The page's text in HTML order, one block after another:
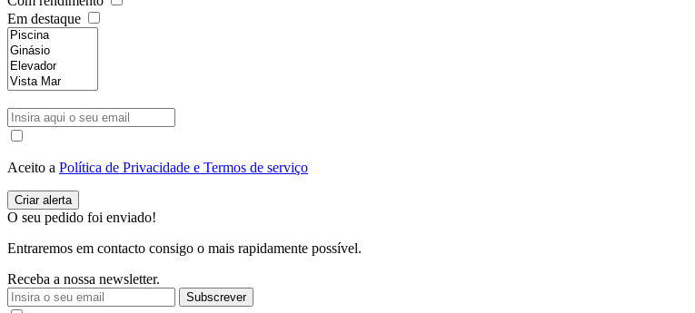
Em destaque
Aceito a Política de Privacidade e Termos de serviço
O seu pedido foi enviado!
Entraremos em contacto consigo o mais rapidamente possível.
Receba a nossa newsletter.
Subscrever